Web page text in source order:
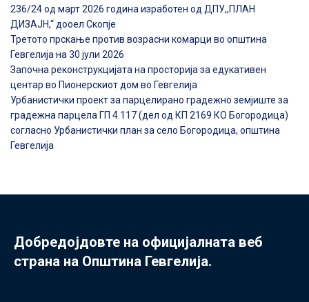
236/24 од март 2026 година изработен од ДПУ,,ПЛАН
ДИЗАЈН,“ дооел Скопје
Третото прскање против возрасни комарци во општина
Гевгелија на 30 јули 2026
Започна реконструкцијата на просторија за едукативен
центар во Пионерскиот дом во Гевгелија
Урбанистички проект за парцелирано градежно земјиште за
градежна парцела ГП 4.117 (дел од КП 2169 КО Богородица)
согласно Урбанистички план за село Богородица, општина
Гевгелија
Добредојдовте на официјалната веб
страна на Општина Гевгелија.